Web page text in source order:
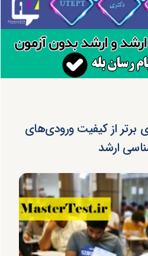
برتر از کیفیت ورودی‌های
ارشد